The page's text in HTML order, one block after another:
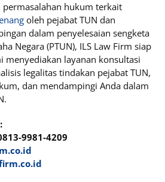
permasalahan hukum terkait
oleh pejabat TUN dan
dalam penyelesaian sengketa
Negara (PTUN), ILS Law Firm siap
menyediakan layanan konsultasi
legalitas tindakan pejabat TUN,
dan mendampingi Anda dalam
9981-4209